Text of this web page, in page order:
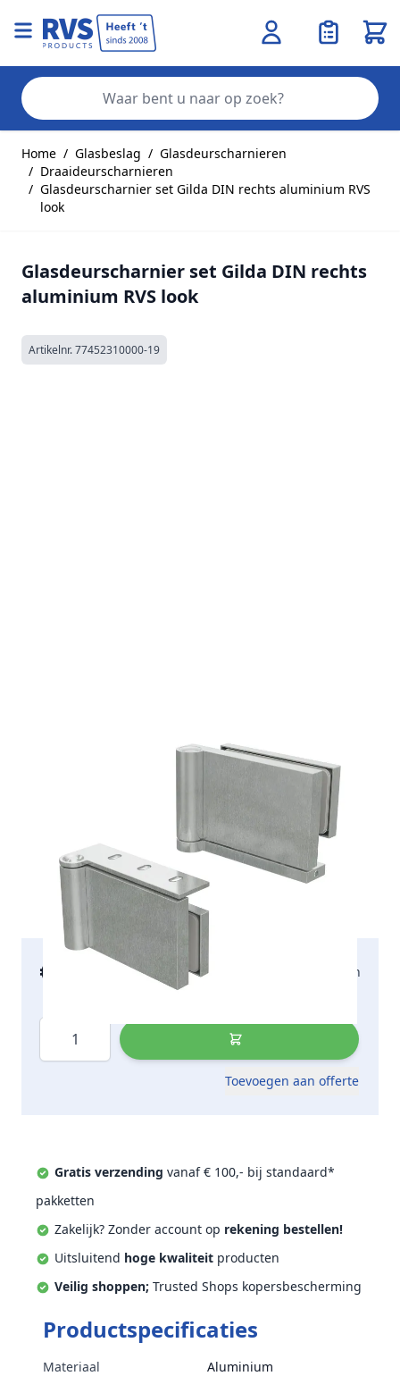
Home / Glasbeslag / Glasdeurscharnieren
/ Draaideurscharnieren
/ Glasdeurscharnier set Gilda DIN rechts aluminium RVS
look
Glasdeurscharnier set Gilda DIN rechts
aluminium RVS look
Artikelnr.77452310000-19
€ 291,35 incl. btw 2-5 werkdagen
Aantal
Toevoegen aan offerte
Gratis verzending vanaf € 100,- bij standaard*
pakketten
Zakelijk? Zonder account op rekening bestellen!
Uitsluitend hoge kwaliteit producten
Veilig shoppen; Trusted Shops kopersbescherming
Productspecificaties
Materiaal
Aluminium